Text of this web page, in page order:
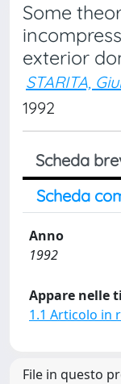
Some
exterior
STARITA,
1992
Scheda
Scheda
Anno
1992
Appare nelle
1.1 Articolo in
File in questo